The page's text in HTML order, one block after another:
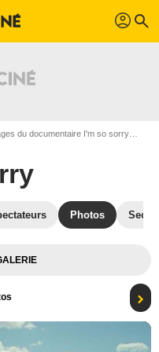
profil search
du documentaire I'm so sorry
Photos